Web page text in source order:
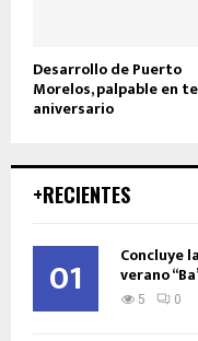
Desarrollo de Puerto
Morelos, palpable en
aniversario
+RECIENTES
01 Concluye
verano
5 0